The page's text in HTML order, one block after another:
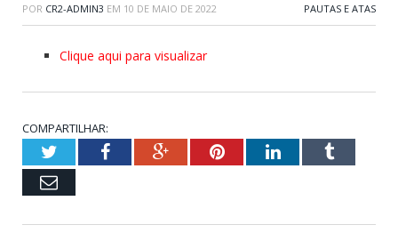
POR CR2-ADMIN3 EM 10 DE MAIO DE 2022 PAUTAS E ATAS
Clique aqui para visualizar
COMPARTILHAR:
TwitterFacebookGoogle+PinterestLinkedInTumblr
Email